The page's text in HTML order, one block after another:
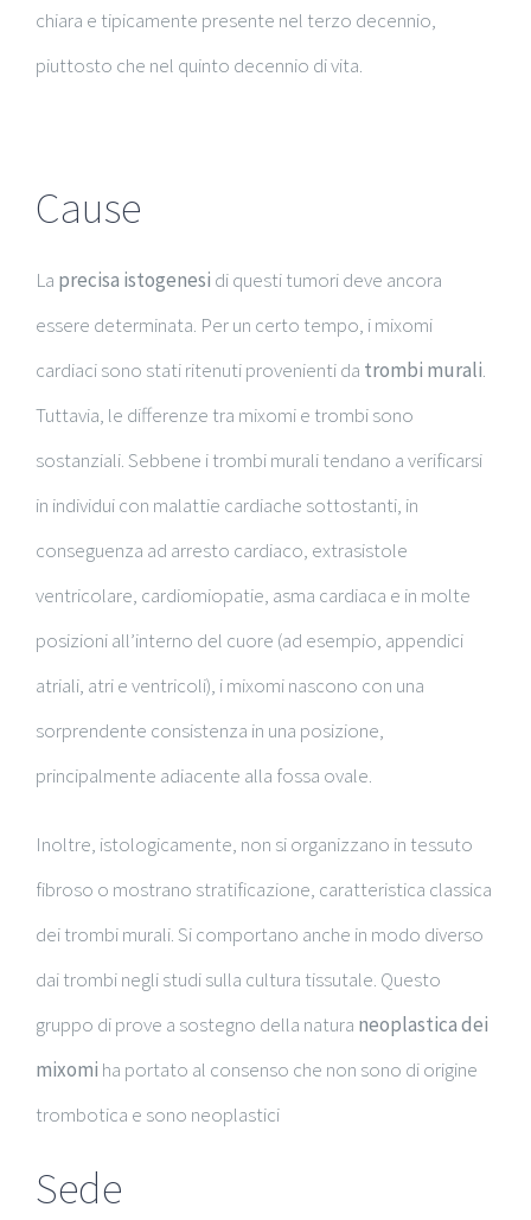
chiara e tipicamente presente nel terzo decennio,
piuttosto che nel quinto decennio di vita.
Cause
La precisa istogenesi di questi tumori deve ancora
essere determinata. Per un certo tempo, i mixomi
cardiaci sono stati ritenuti provenienti da trombi murali.
Tuttavia, le differenze tra mixomi e trombi sono
sostanziali. Sebbene i trombi murali tendano a verificarsi
in individui con malattie cardiache sottostanti, in
conseguenza ad arresto cardiaco, extrasistole
ventricolare, cardiomiopatie, asma cardiaca e in molte
posizioni all’interno del cuore (ad esempio, appendici
atriali, atri e ventricoli), i mixomi nascono con una
sorprendente consistenza in una posizione,
principalmente adiacente alla fossa ovale.
Inoltre, istologicamente, non si organizzano in tessuto
fibroso o mostrano stratificazione, caratteristica classica
dei trombi murali. Si comportano anche in modo diverso
dai trombi negli studi sulla cultura tissutale. Questo
gruppo di prove a sostegno della natura neoplastica dei
mixomi ha portato al consenso che non sono di origine
trombotica e sono neoplastici
Sede